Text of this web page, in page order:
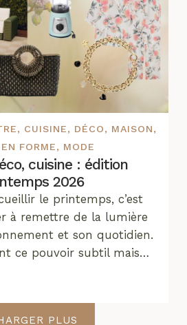
, CUISINE, DÉCO, MAISON,
FORME, MODE
cuisine : édition
2026
le printemps, c’est
à remettre de la lumière
et son quotidien.
ce pouvoir subtil mais…
PLUS